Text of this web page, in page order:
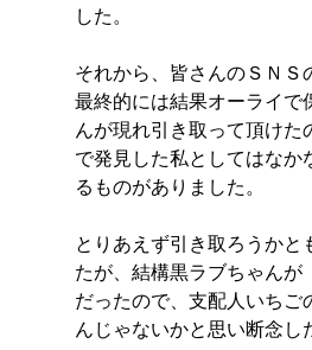
した。
それから、皆さんのＳＮＳ
最終的には結果オーライで
んが現れ引き取って頂けた
で発見した私としてはなか
るものがありました。
とりあえず引き取ろうかと
たが、結構黒ラブちゃんが
だったので、支配人いちご
んじゃないかと思い断念し